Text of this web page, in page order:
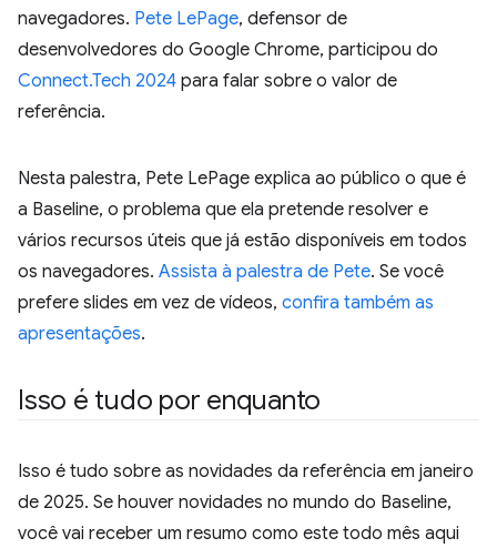
navegadores. Pete LePage, defensor de
desenvolvedores do Google Chrome, participou do
Connect.Tech 2024 para falar sobre o valor de
referência.
Nesta palestra, Pete LePage explica ao público o que é
a Baseline, o problema que ela pretende resolver e
vários recursos úteis que já estão disponíveis em todos
os navegadores. Assista à palestra de Pete. Se você
prefere slides em vez de vídeos, confira também as
apresentações.
Isso é tudo por enquanto
Isso é tudo sobre as novidades da referência em janeiro
de 2025. Se houver novidades no mundo do Baseline,
você vai receber um resumo como este todo mês aqui